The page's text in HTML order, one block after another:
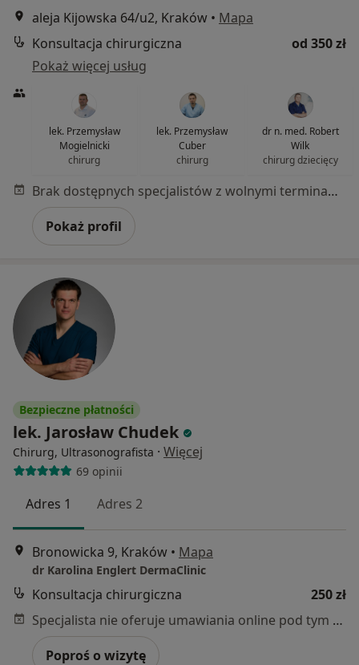
aleja Kijowska 64/u2, Kraków • Mapa
Konsultacja chirurgiczna
od 350 zł
Pokaż więcej usług
lek. Przemysław
Mogielnicki
chirurg
lek. Przemysław
Cuber
chirurg
dr n. med. Robert
Wilk
chirurg dziecięcy
Brak dostępnych specjalistów z wolnymi terminami w tym centrum medycznym.
Pokaż profil
Bezpieczne płatności
lek. Jarosław Chudek
Chirurg, Ultrasonografista · Więcej
69 opinii
Adres 1 Adres 2
Bronowicka 9, Kraków • Mapa
dr Karolina Englert DermaClinic
Konsultacja chirurgiczna
250 zł
Specjalista nie oferuje umawiania online pod tym adresem.
Poproś o wizytę